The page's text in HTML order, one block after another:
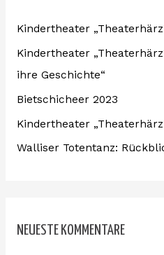
n
a
c
h
:
Kindertheater
Kindertheater
ihre Geschichte“
Bietschicheer 2023
Kindertheater
Walliser Totentanz:
NEUESTE KOMMENTARE